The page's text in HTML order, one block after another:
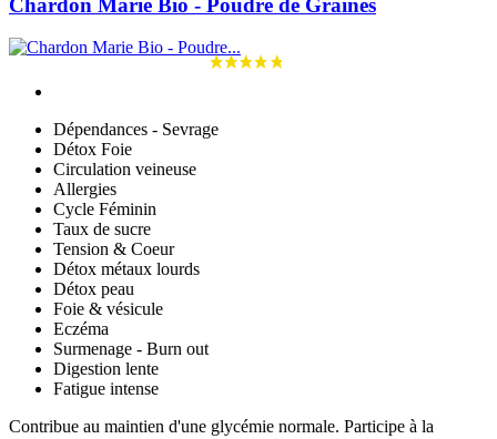
Dépendances - Sevrage
Détox Foie
Circulation veineuse
Allergies
Cycle Féminin
Taux de sucre
Tension & Coeur
Détox métaux lourds
Détox peau
Foie & vésicule
Eczéma
Surmenage - Burn out
Digestion lente
Fatigue intense
Contribue au maintien d'une glycémie normale. Participe à la